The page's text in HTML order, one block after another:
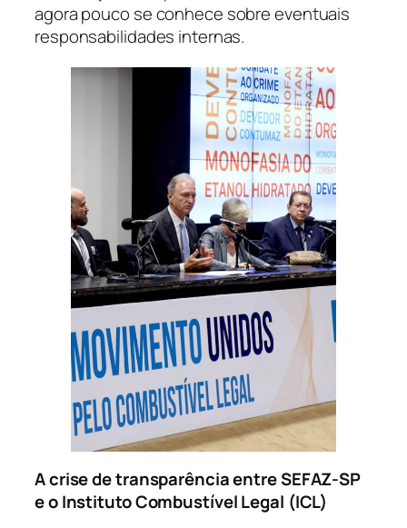
agora pouco se conhece sobre eventuais
responsabilidades internas.
A crise de transparência entre SEFAZ-SP
e o Instituto Combustível Legal (ICL)